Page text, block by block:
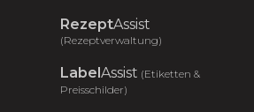
RezeptAssist
(Rezeptverwaltung)
Label Assist (Etiketten &
Preisschilder)